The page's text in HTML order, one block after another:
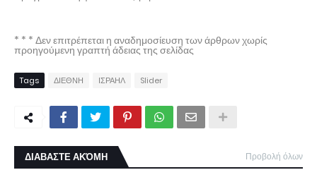
* * * Δεν επιτρέπεται η αναδημοσίευση των άρθρων χωρίς
προηγούμενη γραπτή άδειας της σελίδας
Tags ΔΙΕΘΝΗ ΙΣΡΑΗΛ Slider
ΔΙΑΒΑΣΤΕ ΑΚΌΜΗ Προβολή όλων